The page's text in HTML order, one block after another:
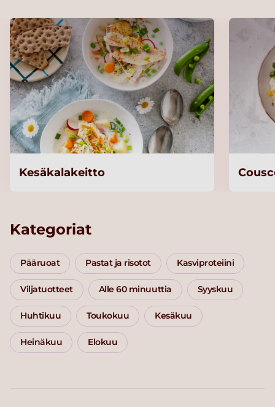
Kesäkalakeitto
Kategoriat
Pääruoat Pastat ja risotot Kasviproteiini
Viljatuotteet Alle 60 minuuttia Syyskuu
Huhtikuu Toukokuu Kesäkuu
Heinäkuu Elokuu